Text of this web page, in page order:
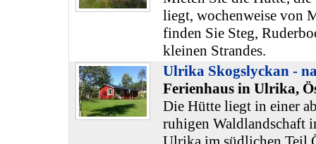
liegt, wochenweise von
finden Sie Steg,
kleinen Strandes.
Ulrika Skogslyckan -
Ferienhaus in Ulrika,
Die Hütte liegt in einer
ruhigen Waldlandschaft